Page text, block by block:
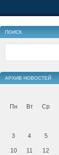
ПОИСК
АРХИВ НОВОСТЕЙ
Пн Вт Ср
3 4 5
10 11 12